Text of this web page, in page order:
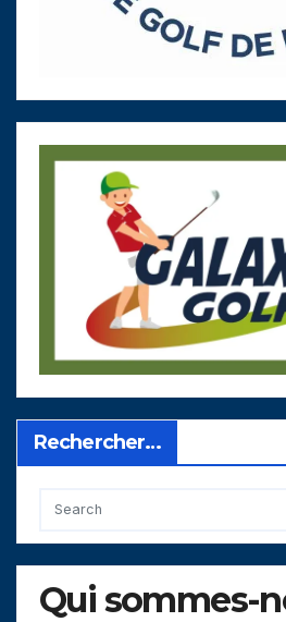
Rechercher…
Qui sommes-